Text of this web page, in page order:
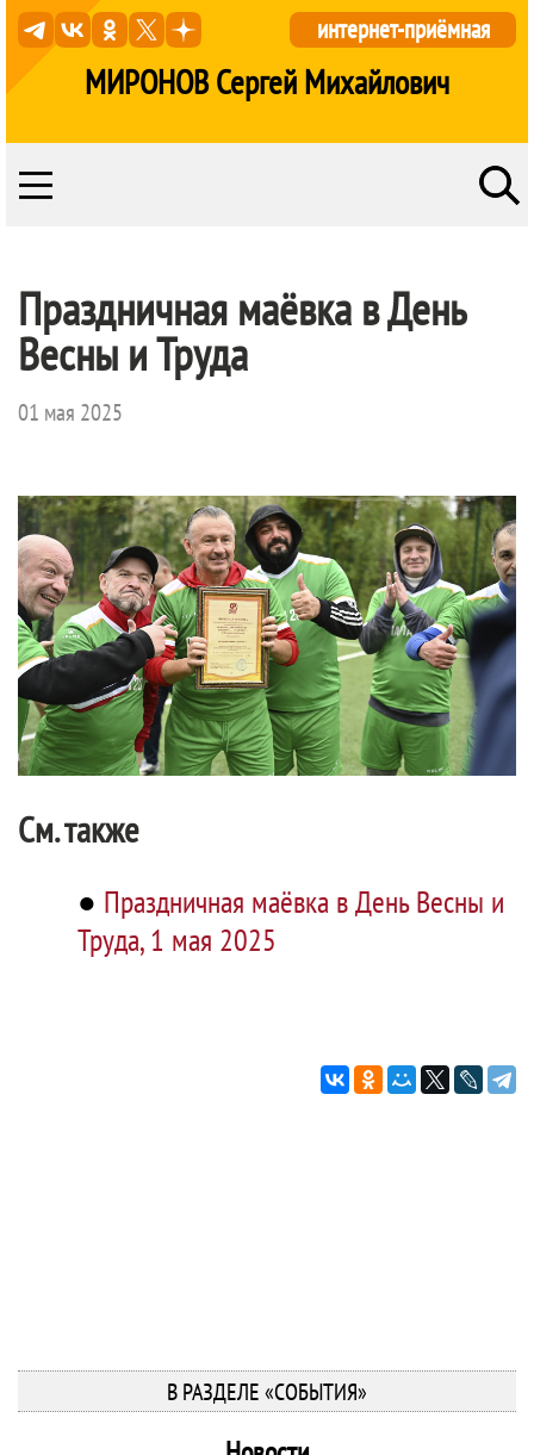
МИРОНОВ Сергей Михайлович
интернет-приёмная
Праздничная маёвка в День
Весны и Труда
01 мая 2025
См. также
● Праздничная маёвка в День Весны и
Труда, 1 мая 2025
В РАЗДЕЛЕ «СОБЫТИЯ»